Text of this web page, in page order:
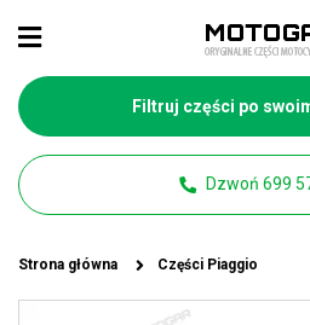
Filtruj części po
Dzwoń 699
Strona główna Części Piaggio